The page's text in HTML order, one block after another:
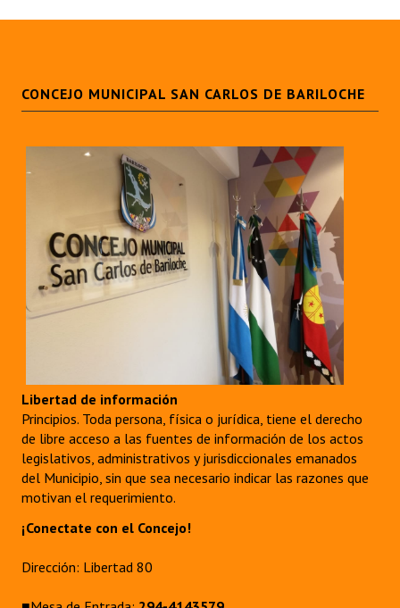
CONCEJO MUNICIPAL SAN CARLOS DE BARILOCHE
Libertad de información
Principios. Toda persona, física o jurídica, tiene el derecho
de libre acceso a las fuentes de información de los actos
legislativos, administrativos y jurisdiccionales emanados
del Municipio, sin que sea necesario indicar las razones que
motivan el requerimiento.
¡Conectate con el Concejo!
Dirección: Libertad 80